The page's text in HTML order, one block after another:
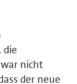
die
nicht
der neue